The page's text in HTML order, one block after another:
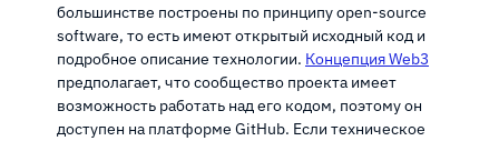
большинстве построены по принципу open-source
software, то есть имеют открытый исходный код и
подробное описание технологии. Концепция Web3
предполагает, что сообщество проекта имеет
возможность работать над его кодом, поэтому он
доступен на платформе GitHub. Если техническое